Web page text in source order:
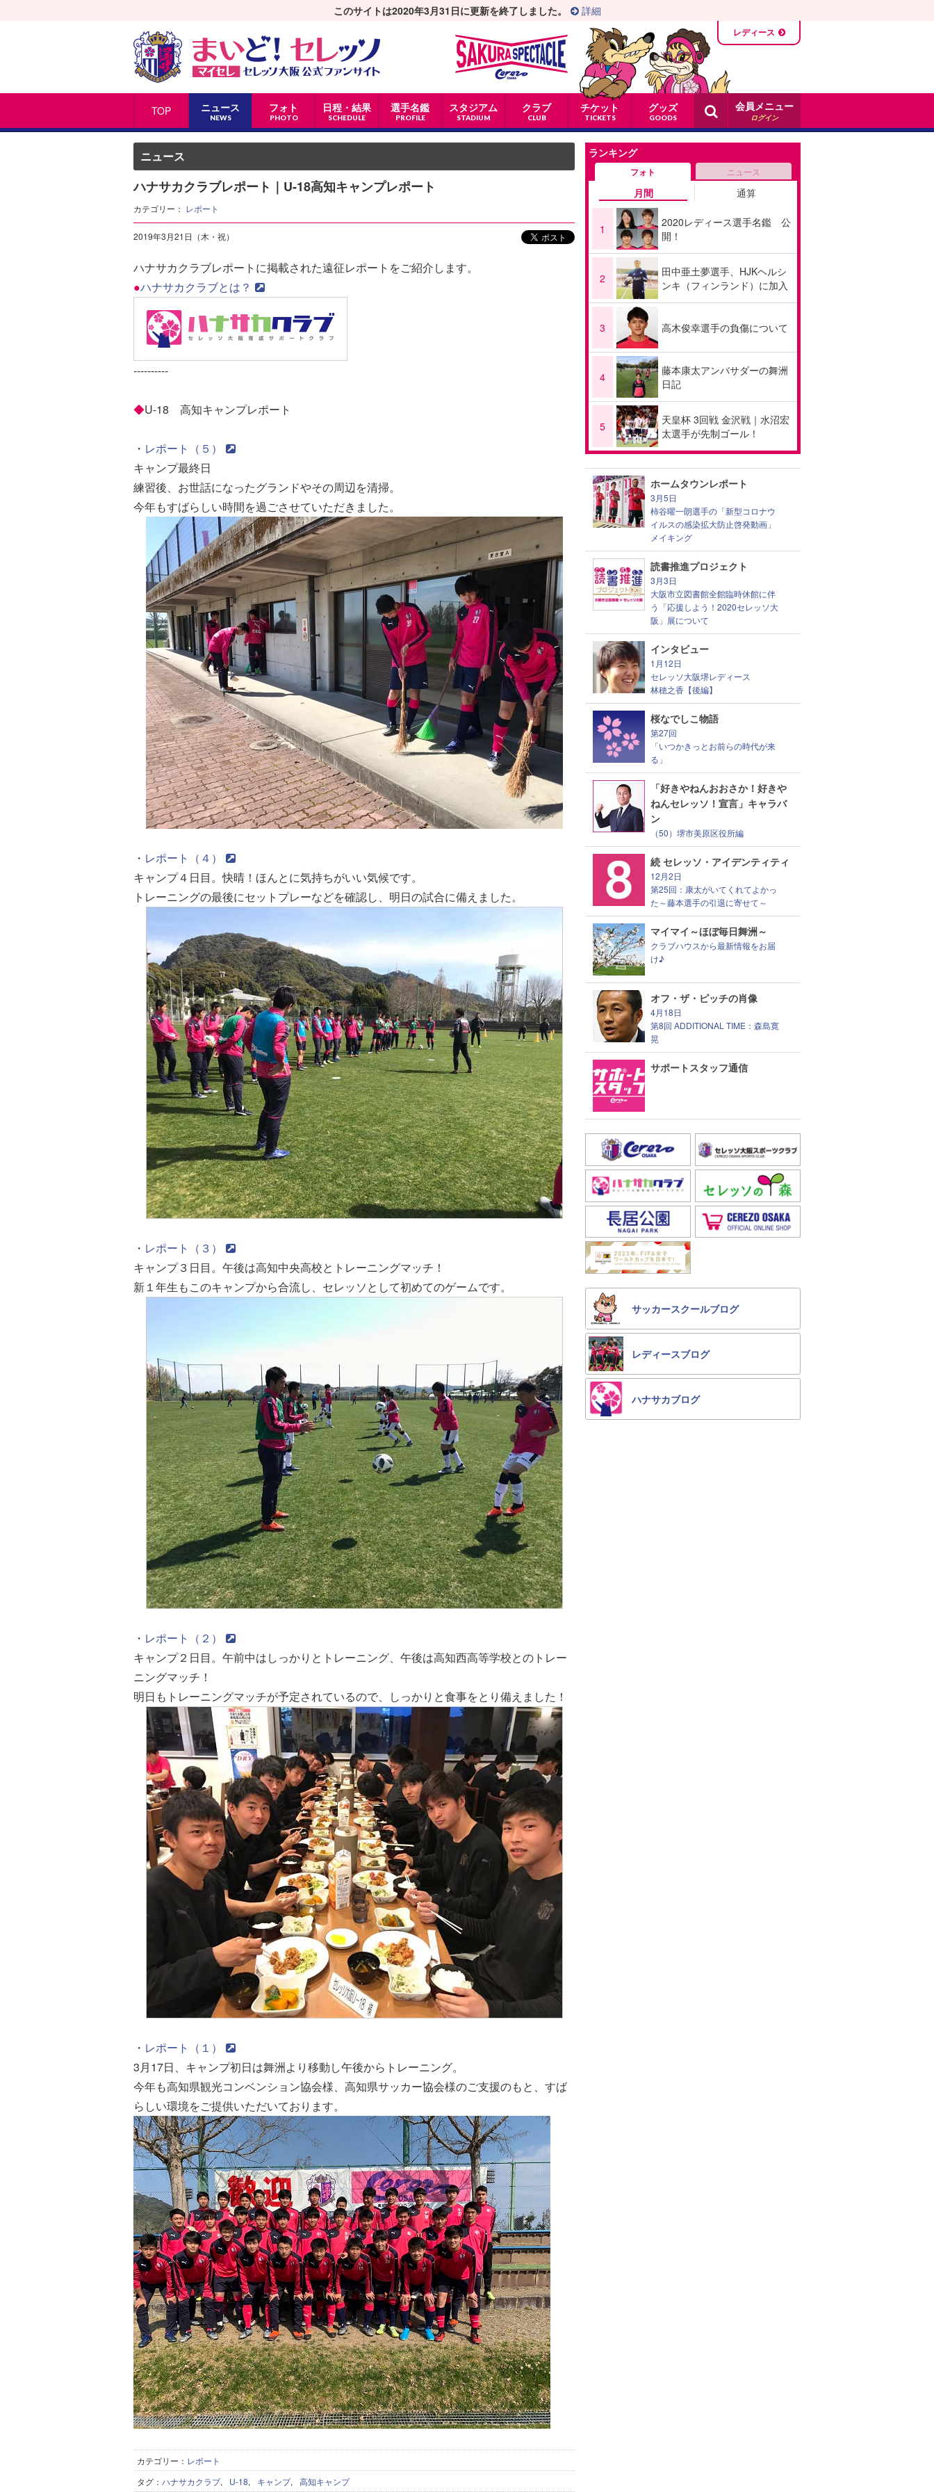
TOP ニュース
NEWS
フォト
PHOTO
日程・結果
SCHEDULE
選手名鑑
PROFILE
スタジアム
STADIUM
クラブ
CLUB
チケット
TICKETS
グッズ
GOODS
このサイトは2020年3月31日に更新を終了しました。 詳細
レディース
会員メニュー
ログイン
ニュース
ハナサカクラブレポート｜U-18高知キャンプレポート
カテゴリー： レポート
2019年3月21日（木・祝）
ハナサカクラブレポートに掲載された遠征レポートをご紹介します。
●ハナサカクラブとは？
----------
◆U-18 高知キャンプレポート
・ レポート（５）
キャンプ最終日
練習後、お世話になったグランドやその周辺を清掃。
今年もすばらしい時間を過ごさせていただきました。
・ レポート（４）
キャンプ４日目。快晴！ほんとに気持ちがいい気候です。
トレーニングの最後にセットプレーなどを確認し、明日の試合に備えました。
・ レポート（３）
キャンプ３日目。午後は高知中央高校とトレーニングマッチ！
新１年生もこのキャンプから合流し、セレッソとして初めてのゲームです。
・ レポート（２）
キャンプ２日目。午前中はしっかりとトレーニング、午後は高知西高等学校とのトレー
ニングマッチ！
明日もトレーニングマッチが予定されているので、しっかりと食事をとり備えました！
・ レポート（１）
3月17日、キャンプ初日は舞洲より移動し午後からトレーニング。
今年も高知県観光コンベンション協会様、高知県サッカー協会様のご支援のもと、すば
らしい環境をご提供いただいております。
カテゴリー： レポート
タグ： ハナサカクラブ, U-18, キャンプ, 高知キャンプ
ランキング
フォト ニュース
月間 通算
1
2020レディース選手名鑑 公
開！
2
田中亜土夢選手、HJKヘルシ
ンキ（フィンランド）に加入
3 高木俊幸選手の負傷について
4
藤本康太アンバサダーの舞洲
日記
5
天皇杯 3回戦 金沢戦｜水沼宏
太選手が先制ゴール！
ホームタウンレポート
3月5日
柿谷曜一朗選手の「新型コロナウ
イルスの感染拡大防止啓発動画」
メイキング
読書推進プロジェクト
3月3日
大阪市立図書館全館臨時休館に伴
う「応援しよう！2020セレッソ大
阪」展について
インタビュー
1月12日
セレッソ大阪堺レディース
林穂之香【後編】
桜なでしこ物語
第27回
「いつかきっとお前らの時代が来
る」
「好きやねんおおさか！好きや
ねんセレッソ！宣言」キャラバ
ン
（50）堺市美原区役所編
続 セレッソ・アイデンティティ
12月2日
第25回：康太がいてくれてよかっ
た～藤本選手の引退に寄せて～
マイマイ～ほぼ毎日舞洲～
クラブハウスから最新情報をお届
け♪
オフ・ザ・ピッチの肖像
4月18日
第8回 ADDITIONAL TIME：森島寛
晃
サポートスタッフ通信
サッカースクールブログ
レディースブログ
ハナサカブログ